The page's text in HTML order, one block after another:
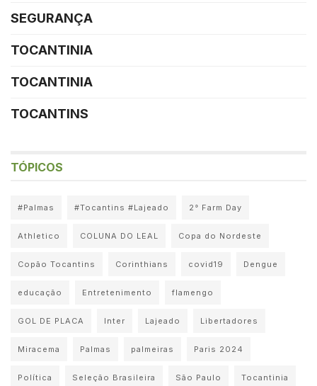
SEGURANÇA
TOCANTINIA
TOCANTINIA
TOCANTINS
TÓPICOS
#Palmas #Tocantins #Lajeado 2° Farm Day
Athletico COLUNA DO LEAL Copa do Nordeste
Copão Tocantins Corinthians covid19 Dengue
educação Entretenimento flamengo
GOL DE PLACA Inter Lajeado Libertadores
Miracema Palmas palmeiras Paris 2024
Política Seleção Brasileira São Paulo Tocantinia